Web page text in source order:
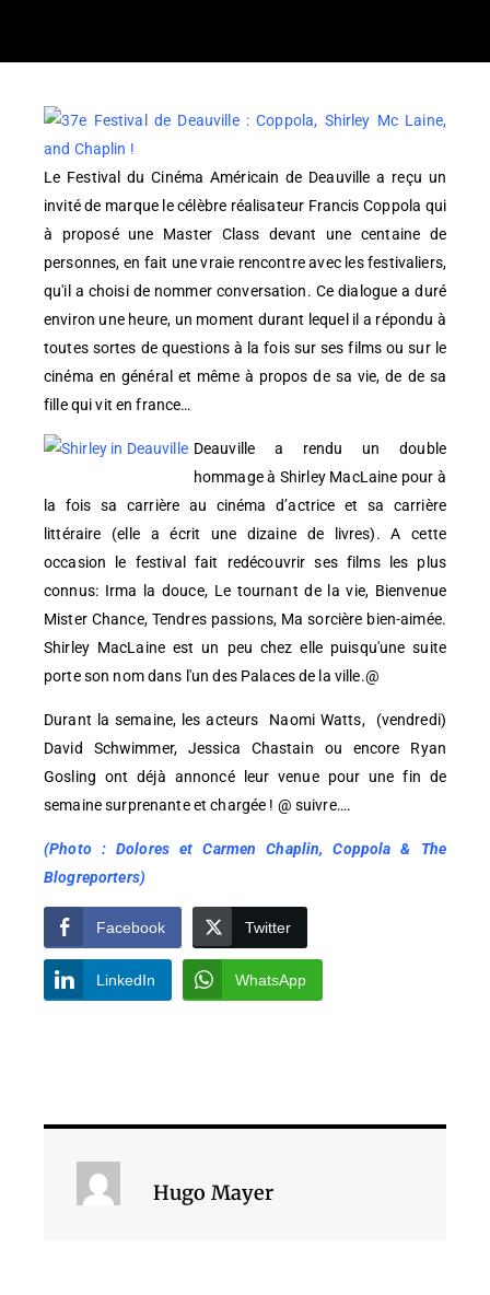
Le Festival du Cinéma Américain de Deauville a reçu un
invité de marque le célèbre réalisateur Francis Coppola qui
à proposé une Master Class devant une centaine de
personnes, en fait une vraie rencontre avec les festivaliers,
qu'il a choisi de nommer conversation. Ce dialogue a duré
environ une heure, un moment durant lequel il a répondu à
toutes sortes de questions à la fois sur ses films ou sur le
cinéma en général et même à propos de sa vie, de de sa
fille qui vit en france…
Deauville a rendu un double
hommage à Shirley MacLaine pour à
la fois sa carrière au cinéma d’actrice et sa carrière
littéraire (elle a écrit une dizaine de livres). A cette
occasion le festival fait redécouvrir ses films les plus
connus: Irma la douce, Le tournant de la vie, Bienvenue
Mister Chance, Tendres passions, Ma sorcière bien-aimée.
Shirley MacLaine est un peu chez elle puisqu'une suite
porte son nom dans l'un des Palaces de la ville.@
Durant la semaine, les acteurs Naomi Watts, (vendredi)
David Schwimmer, Jessica Chastain ou encore Ryan
Gosling ont déjà annoncé leur venue pour une fin de
semaine surprenante et chargée ! @ suivre….
(Photo : Dolores et Carmen Chaplin, Coppola & The
Blogreporters)
Facebook Twitter
LinkedIn WhatsApp
Hugo Mayer